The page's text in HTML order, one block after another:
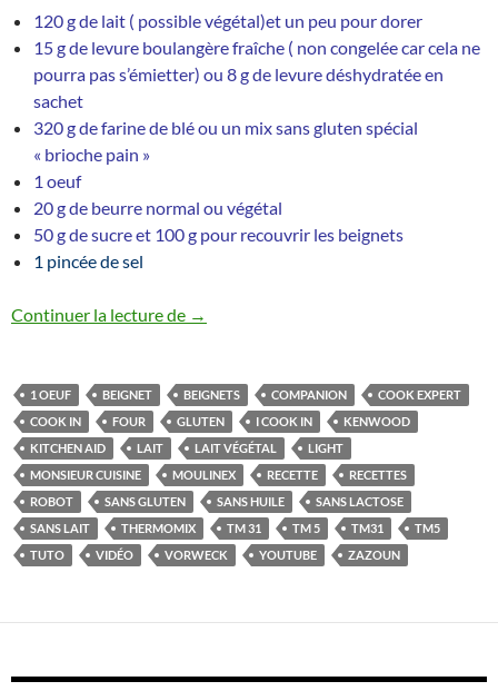
120 g de lait ( possible végétal)et un peu pour dorer
15 g de levure boulangère fraîche ( non congelée car cela ne
pourra pas s’émietter) ou 8 g de levure déshydratée en
sachet
320 g de farine de blé ou un mix sans gluten spécial
« brioche pain »
1 oeuf
20 g de beurre normal ou végétal
50 g de sucre et 100 g pour recouvrir les beignets
1 pincée de sel
Continuer la lecture de Beignets au four sans huile, recette du
→
1 OEUF BEIGNET BEIGNETS COMPANION
COOK EXPERT
COOK IN
FOUR GLUTEN I COOK IN
KENWOOD
KITCHEN AID
LAIT LAIT VÉGÉTAL
LIGHT
MONSIEUR CUISINE
MOULINEX RECETTE
RECETTES
ROBOT
SANS GLUTEN SANS HUILE
SANS LACTOSE
SANS LAIT
THERMOMIX TM 31 TM 5 TM31
TM5
TUTO
VIDÉO VORWECK YOUTUBE ZAZOUN